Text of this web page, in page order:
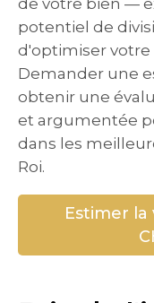
potentiel de
d'optimiser votre
Demander une
obtenir une
et argumentée
dans les
Roi.
Estimer